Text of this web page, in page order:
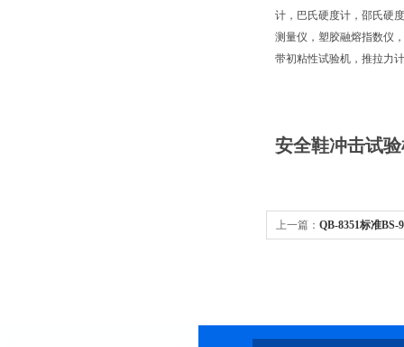
计，巴氏硬度计，邵氏硬
测量仪，塑胶融熔指数仪
带初粘性试验机，推拉力
安全鞋冲击试
上一篇： QB-8351标准BS-